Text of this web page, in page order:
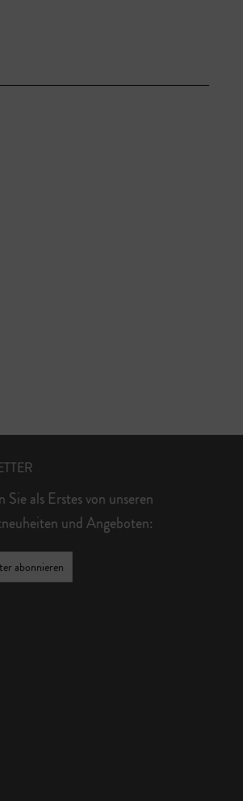
Sie als Erstes von unseren
und Angeboten:
abonnieren